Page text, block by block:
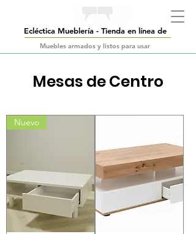
Ecléctica Mueblería - Tienda en línea de
Muebles armados y listos para usar
Mesas de Centro
Nuevo